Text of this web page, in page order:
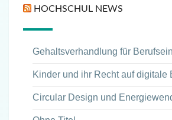
HOCHSCHUL NEWS
Gehaltsverhandlung für
Kinder und ihr Recht auf digitale
Circular Design und